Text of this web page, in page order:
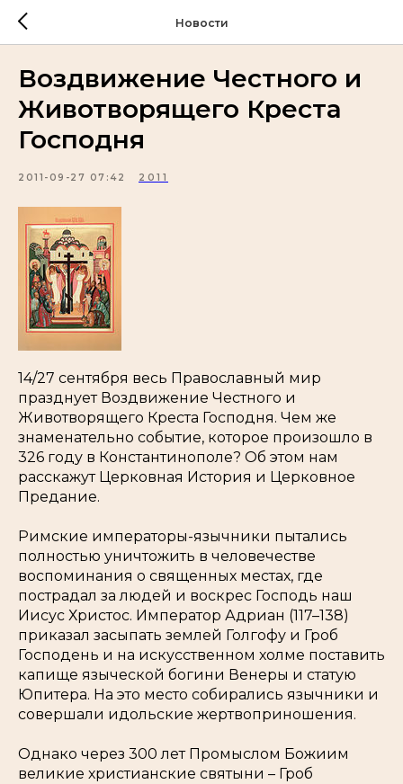
Новости
Воздвижение Честного и
Животворящего Креста
Господня
2011-09-27 07:42 2011
14/27 сентября весь Православный мир
празднует Воздвижение Честного и
Животворящего Креста Господня. Чем же
знаменательно событие, которое произошло в
326 году в Константинополе? Об этом нам
расскажут Церковная История и Церковное
Предание.
Римские императоры-язычники пытались
полностью уничтожить в человечестве
воспоминания о священных местах, где
пострадал за людей и воскрес Господь наш
Иисус Христос. Император Адриан (117–138)
приказал засыпать землей Голгофу и Гроб
Господень и на искусственном холме поставить
капище языческой богини Венеры и статую
Юпитера. На это место собирались язычники и
совершали идольские жертвоприношения.
Однако через 300 лет Промыслом Божиим
великие христианские святыни – Гроб